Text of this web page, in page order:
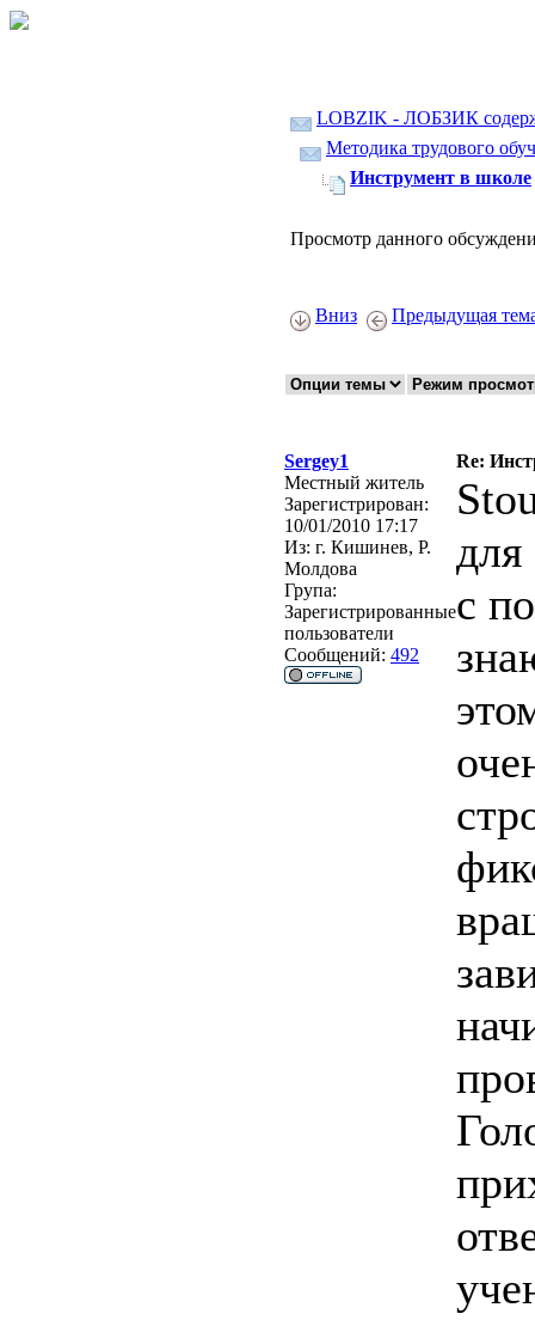
LOBZIK - ЛОБЗИК
Методика трудового
Инструмент в школе
Просмотр данного
Вниз Предыдущая
Sergey1
Re:
Местный житель
Зарегистрирован:
10/01/2010 17:17
Из: г. Кишинев, Р.
Молдова
Група:
Зарегистрированные
пользователи
Сообщений: 492
для
с